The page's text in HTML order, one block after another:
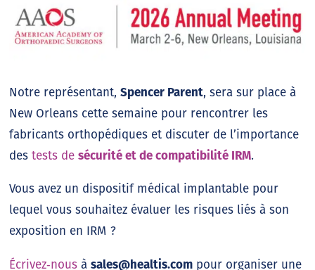
Notre représentant,Spencer Parent, sera sur place à
New Orleans cette semaine pour rencontrer les
fabricants orthopédiques et discuter de l’importance
destests desécurité et de compatibilité IRM.
Vous avez un dispositif médical implantable pour
lequel vous souhaitez évaluer les risques liés à son
exposition en IRM ?
Écrivez‑nous àsales@healtis.com pour organiser une